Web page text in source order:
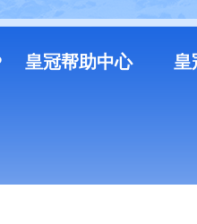
皇冠帮助中心 皇